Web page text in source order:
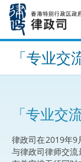
内
进阶搜寻
「专业交
「专业交
律政司在2019年9
与律政司律师交